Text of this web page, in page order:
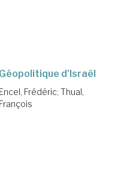
Géopolitique d'Israël
Encel, Frédéric; Thual,
François